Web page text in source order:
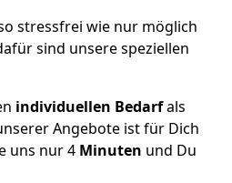
stressfrei wie nur möglich
sind unsere speziellen
individuellen Bedarfals
Angebote ist für Dich
uns nur 4 Minuten und Du